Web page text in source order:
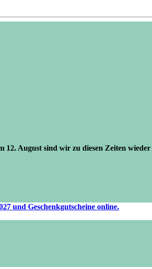
12. August sind wir zu diesen Zeiten
und Geschenkgutscheine online.